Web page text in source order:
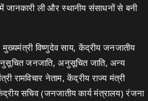
जानकारी ली और स्थानीय संसाधनों से बनी
विष्णुदेव साय, केंद्रीय जनजातीय
जनजाति, अनुसूचित जाति, अन्य
रामविचार नेताम, केंद्रीय राज्य मंत्री
सचिव (जनजातीय कार्य मंत्रालय) रंजना